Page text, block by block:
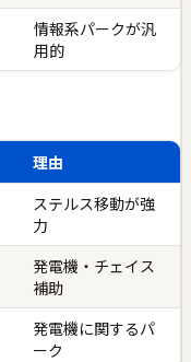
情報系パークが汎
用的
理由
ステルス移動が強
力
発電機・チェイス
補助
発電機に関するパ
ーク